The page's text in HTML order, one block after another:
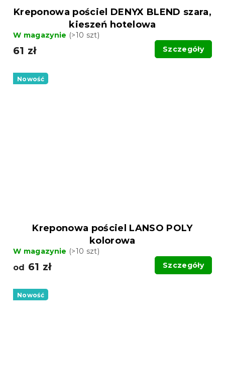
Kreponowa pościel DENYX BLEND szara,
kieszeń hotelowa
W magazynie (>10 szt)
61 zł Szczegóły
Nowość
Kreponowa pościel LANSO POLY
kolorowa
W magazynie (>10 szt)
od 61 zł Szczegóły
Nowość